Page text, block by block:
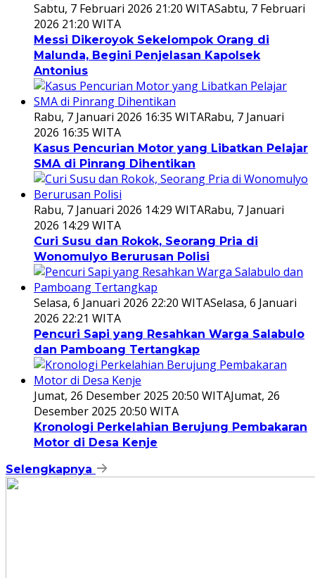
Sabtu, 7 Februari 2026 21:20 WITASabtu, 7 Februari
2026 21:20 WITA
Messi Dikeroyok Sekelompok Orang di
Malunda, Begini Penjelasan Kapolsek
Antonius
Rabu, 7 Januari 2026 16:35 WITARabu, 7 Januari
2026 16:35 WITA
Kasus Pencurian Motor yang Libatkan Pelajar
SMA di Pinrang Dihentikan
Rabu, 7 Januari 2026 14:29 WITARabu, 7 Januari
2026 14:29 WITA
Curi Susu dan Rokok, Seorang Pria di
Wonomulyo Berurusan Polisi
Selasa, 6 Januari 2026 22:20 WITASelasa, 6 Januari
2026 22:21 WITA
Pencuri Sapi yang Resahkan Warga Salabulo
dan Pamboang Tertangkap
Jumat, 26 Desember 2025 20:50 WITAJumat, 26
Desember 2025 20:50 WITA
Kronologi Perkelahian Berujung Pembakaran
Motor di Desa Kenje
Selengkapnya